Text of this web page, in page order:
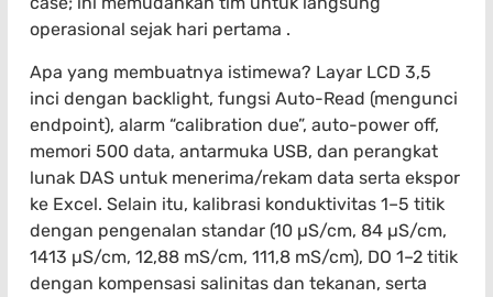
operasional sejak hari pertama .
Apa yang membuatnya istimewa? Layar LCD 3,5
inci dengan backlight, fungsi Auto-Read (mengunci
endpoint), alarm “calibration due”, auto-power off,
memori 500 data, antarmuka USB, dan perangkat
lunak DAS untuk menerima/rekam data serta ekspor
ke Excel. Selain itu, kalibrasi konduktivitas 1–5 titik
dengan pengenalan standar (10 µS/cm, 84 µS/cm,
1413 µS/cm, 12,88 mS/cm, 111,8 mS/cm), DO 1–2 titik
dengan kompensasi salinitas dan tekanan, serta